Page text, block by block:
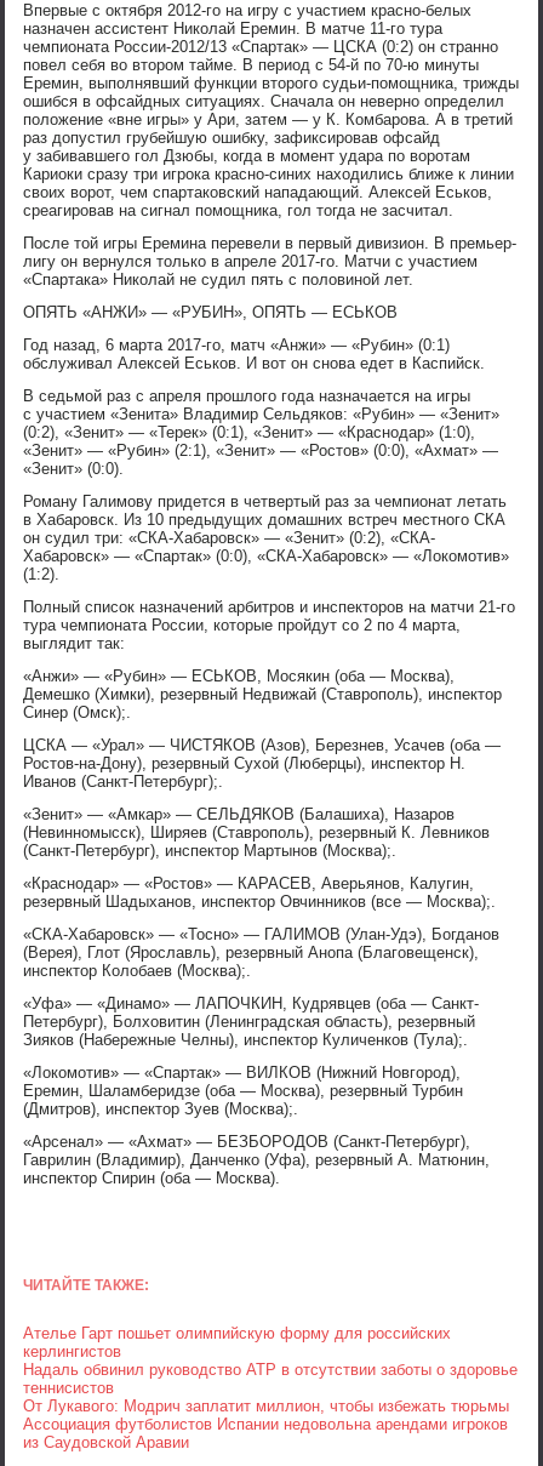
Впервые с октября 2012-го на игру с участием красно-белых
назначен ассистент Николай Еремин. В матче 11-го тура
чемпионата России-2012/13 «Спартак» — ЦСКА (0:2) он странно
повел себя во втором тайме. В период с 54-й по 70-ю минуты
Еремин, выполнявший функции второго судьи-помощника, трижды
ошибся в офсайдных ситуациях. Сначала он неверно определил
положение «вне игры» у Ари, затем — у К. Комбарова. А в третий
раз допустил грубейшую ошибку, зафиксировав офсайд
у забивавшего гол Дзюбы, когда в момент удара по воротам
Кариоки сразу три игрока красно-синих находились ближе к линии
своих ворот, чем спартаковский нападающий. Алексей Еськов,
среагировав на сигнал помощника, гол тогда не засчитал.
После той игры Еремина перевели в первый дивизион. В премьер-
лигу он вернулся только в апреле 2017-го. Матчи с участием
«Спартака» Николай не судил пять с половиной лет.
ОПЯТЬ «АНЖИ» — «РУБИН», ОПЯТЬ — ЕСЬКОВ
Год назад, 6 марта 2017-го, матч «Анжи» — «Рубин» (0:1)
обслуживал Алексей Еськов. И вот он снова едет в Каспийск.
В седьмой раз с апреля прошлого года назначается на игры
с участием «Зенита» Владимир Сельдяков: «Рубин» — «Зенит»
(0:2), «Зенит» — «Терек» (0:1), «Зенит» — «Краснодар» (1:0),
«Зенит» — «Рубин» (2:1), «Зенит» — «Ростов» (0:0), «Ахмат» —
«Зенит» (0:0).
Роману Галимову придется в четвертый раз за чемпионат летать
в Хабаровск. Из 10 предыдущих домашних встреч местного СКА
он судил три: «СКА-Хабаровск» — «Зенит» (0:2), «СКА-
Хабаровск» — «Спартак» (0:0), «СКА-Хабаровск» — «Локомотив»
(1:2).
Полный список назначений арбитров и инспекторов на матчи 21-го
тура чемпионата России, которые пройдут со 2 по 4 марта,
выглядит так:
«Анжи» — «Рубин» — ЕСЬКОВ, Мосякин (оба — Москва),
Демешко (Химки), резервный Недвижай (Ставрополь), инспектор
Синер (Омск);.
ЦСКА — «Урал» — ЧИСТЯКОВ (Азов), Березнев, Усачев (оба —
Ростов-на-Дону), резервный Сухой (Люберцы), инспектор Н.
Иванов (Санкт-Петербург);.
«Зенит» — «Амкар» — СЕЛЬДЯКОВ (Балашиха), Назаров
(Невинномысск), Ширяев (Ставрополь), резервный К. Левников
(Санкт-Петербург), инспектор Мартынов (Москва);.
«Краснодар» — «Ростов» — КАРАСЕВ, Аверьянов, Калугин,
резервный Шадыханов, инспектор Овчинников (все — Москва);.
«СКА-Хабаровск» — «Тосно» — ГАЛИМОВ (Улан-Удэ), Богданов
(Верея), Глот (Ярославль), резервный Анопа (Благовещенск),
инспектор Колобаев (Москва);.
«Уфа» — «Динамо» — ЛАПОЧКИН, Кудрявцев (оба — Санкт-
Петербург), Болховитин (Ленинградская область), резервный
Зияков (Набережные Челны), инспектор Куличенков (Тула);.
«Локомотив» — «Спартак» — ВИЛКОВ (Нижний Новгород),
Еремин, Шаламберидзе (оба — Москва), резервный Турбин
(Дмитров), инспектор Зуев (Москва);.
«Арсенал» — «Ахмат» — БЕЗБОРОДОВ (Санкт-Петербург),
Гаврилин (Владимир), Данченко (Уфа), резервный А. Матюнин,
инспектор Спирин (оба — Москва).
ЧИТАЙТЕ ТАКЖЕ:
Ателье Гарт пошьет олимпийскую форму для российских
керлингистов
Надаль обвинил руководство ATP в отсутствии заботы о здоровье
теннисистов
От Лукавого: Модрич заплатит миллион, чтобы избежать тюрьмы
Ассоциация футболистов Испании недовольна арендами игроков
из Саудовской Аравии